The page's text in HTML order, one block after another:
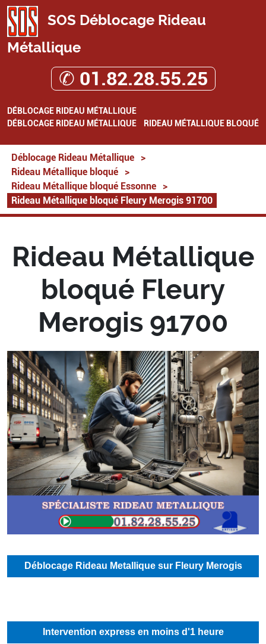
SOS Déblocage Rideau
Métallique
✆ 01.82.28.55.25
DÉBLOCAGE RIDEAU MÉTALLIQUE
DÉBLOCAGE RIDEAU MÉTALLIQUE
RIDEAU MÉTALLIQUE BLOQUÉ
Déblocage Rideau Métallique
>
Rideau Métallique bloqué
>
Rideau Métallique bloqué Essonne
>
Rideau Métallique bloqué Fleury Merogis 91700
Rideau Métallique
bloqué Fleury
Merogis 91700
Déblocage Rideau Metallique sur Fleury Merogis
Intervention express en moins d'1 heure